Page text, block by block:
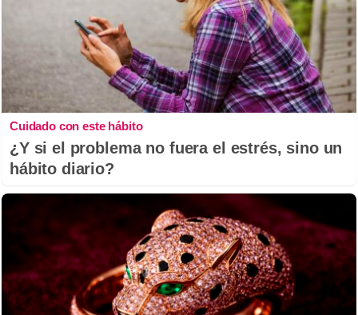
Cuidado con este hábito
¿Y si el problema no fuera el estrés, sino un
hábito diario?